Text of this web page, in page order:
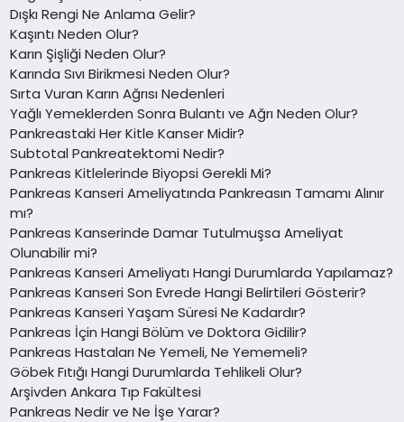
Dışkı Rengi Ne Anlama Gelir?
Kaşıntı Neden Olur?
Karın Şişliği Neden Olur?
Karında Sıvı Birikmesi Neden Olur?
Sırta Vuran Karın Ağrısı Nedenleri
Yağlı Yemeklerden Sonra Bulantı ve Ağrı Neden Olur?
Pankreastaki Her Kitle Kanser Midir?
Subtotal Pankreatektomi Nedir?
Pankreas Kitlelerinde Biyopsi Gerekli Mi?
Pankreas Kanseri Ameliyatında Pankreasın Tamamı Alınır
mı?
Pankreas Kanserinde Damar Tutulmuşsa Ameliyat
Olunabilir mi?
Pankreas Kanseri Ameliyatı Hangi Durumlarda Yapılamaz?
Pankreas Kanseri Son Evrede Hangi Belirtileri Gösterir?
Pankreas Kanseri Yaşam Süresi Ne Kadardır?
Pankreas İçin Hangi Bölüm ve Doktora Gidilir?
Pankreas Hastaları Ne Yemeli, Ne Yememeli?
Göbek Fıtığı Hangi Durumlarda Tehlikeli Olur?
Arşivden Ankara Tıp Fakültesi
Pankreas Nedir ve Ne İşe Yarar?